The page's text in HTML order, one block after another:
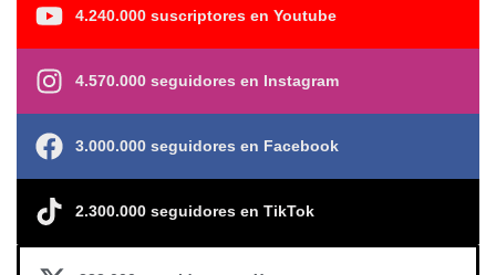
4.240.000 suscriptores en Youtube
4.570.000 seguidores en Instagram
3.000.000 seguidores en Facebook
2.300.000 seguidores en TikTok